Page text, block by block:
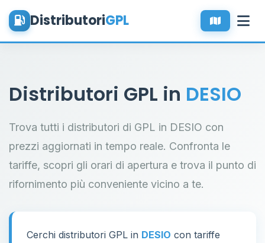
DistributoriGPL
Distributori GPL in DESIO
Trova tutti i distributori di GPL in DESIO con
prezzi aggiornati in tempo reale. Confronta le
tariffe, scopri gli orari di apertura e trova il punto di
rifornimento più conveniente vicino a te.
Cerchi distributori GPL in DESIO con tariffe